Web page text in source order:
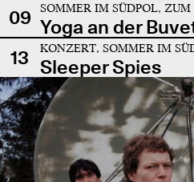
09
SOMMER IM SÜDPOL,
Yoga an der
13
KONZERT, SOMMER IM
Sleeper Spies